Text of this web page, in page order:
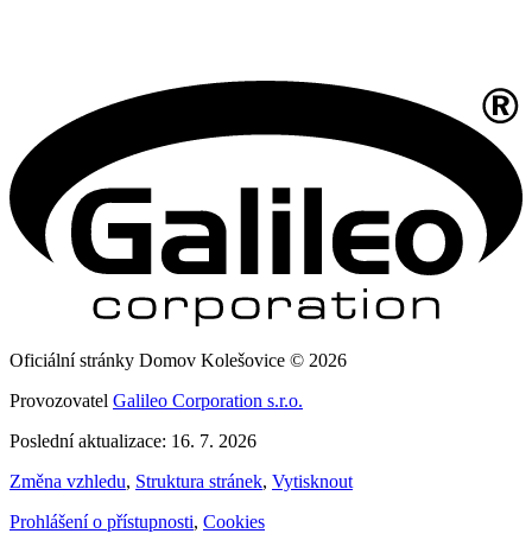
Oficiální stránky Domov Kolešovice © 2026
Provozovatel Galileo Corporation s.r.o.
Poslední aktualizace: 16. 7. 2026
Změna vzhledu, Struktura stránek, Vytisknout
Prohlášení o přístupnosti, Cookies